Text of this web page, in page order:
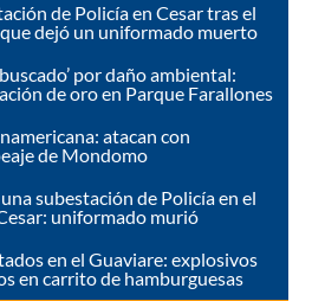
de Policía en Cesar tras el
dejó un uniformado muerto
por daño ambiental:
de oro en Parque Farallones
atacan con
de Mondomo
subestación de Policía en el
uniformado murió
en el Guaviare: explosivos
en carrito de hamburguesas